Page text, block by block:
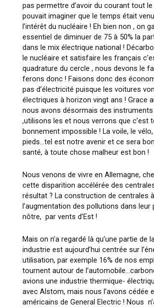
pas permettre d’avoir du courant tout
pouvait imaginer que le temps était
l’intérêt du nucléaire ! Eh bien non , on
essentiel de diminuer de 75 à 50% la
dans le mix électrique national !
le nucléaire et satisfaire les français
quadrature du cercle , nous devons le
ferons donc ! Faisons donc des
pas d’électricité puisque les voitures
électriques à horizon vingt ans ! Grace
nous avons désormais des
,utilisons les et nous verrons que c’est
bonnement impossible ! La voile, le
pieds…tel est notre avenir et ce sera
santé, à toute chose malheur est bon !
Nous venons de vivre en Allemagne,
cette disparition accélérée des
résultat ? La construction de centrales
l’augmentation des pollutions dans leur
nôtre, par vents d’Est !
Mais on n’a regardé là qu’une partie de
industrie est aujourd’hui centrée sur
utilisation, par exemple 16% de nos
tournent autour de
avions une industrie thermique-
avec Alstom, mais nous l’avons cédée
américains de General Electric ! Nous